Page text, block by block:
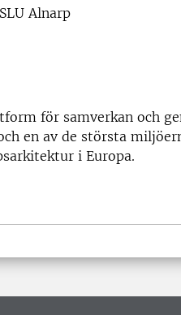
SLU Alnarp
för samverkan och
en av de största
i Europa.